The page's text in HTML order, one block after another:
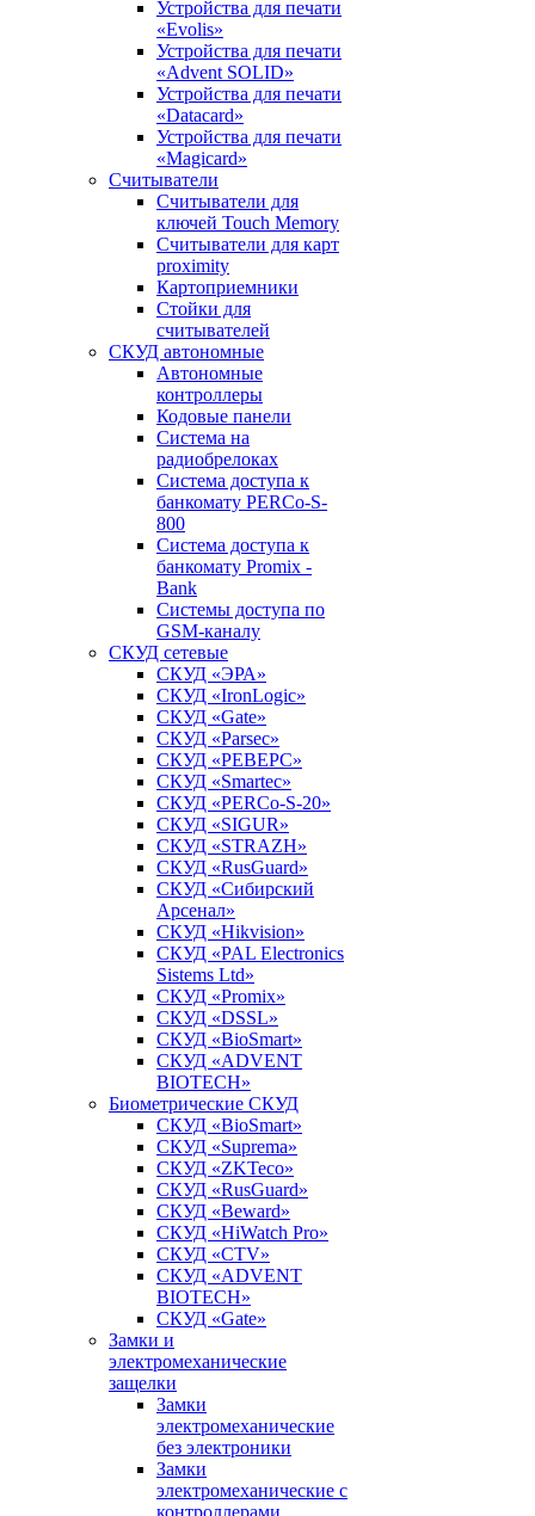
Устройства для печати
«Evolis»
Устройства для печати
«Advent SOLID»
Устройства для печати
«Datacard»
Устройства для печати
«Magicard»
Считыватели
Считыватели для
ключей Touch Memory
Считыватели для карт
proximity
Картоприемники
Стойки для
считывателей
СКУД автономные
Автономные
контроллеры
Кодовые панели
Система на
радиобрелоках
Система доступа к
банкомату PERCo-S-
800
Система доступа к
банкомату Promix -
Bank
Системы доступа по
GSM-каналу
СКУД сетевые
СКУД «ЭРА»
СКУД «IronLogic»
СКУД «Gate»
СКУД «Parsec»
СКУД «РЕВЕРС»
СКУД «Smartec»
СКУД «PERCo-S-20»
СКУД «SIGUR»
СКУД «STRAZH»
СКУД «RusGuard»
СКУД «Сибирский
Арсенал»
СКУД «Hikvision»
СКУД «PAL Electronics
Sistems Ltd»
СКУД «Promix»
СКУД «DSSL»
СКУД «BioSmart»
СКУД «ADVENT
BIOTECH»
Биометрические СКУД
СКУД «BioSmart»
СКУД «Suprema»
СКУД «ZKTeco»
СКУД «RusGuard»
СКУД «Beward»
СКУД «HiWatch Pro»
СКУД «CTV»
СКУД «ADVENT
BIOTECH»
СКУД «Gate»
Замки и
электромеханические
защелки
Замки
электромеханические
без электроники
Замки
электромеханические с
контроллерами